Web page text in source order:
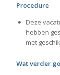
Procedure
Deze
hebben
met
Wat verder